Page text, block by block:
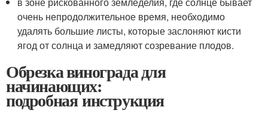
очень непродолжительное время, необходимо
удалять большие листы, которые заслоняют кисти
ягод от солнца и замедляют созревание плодов.
Обрезка винограда для
начинающих:
подробная инструкция